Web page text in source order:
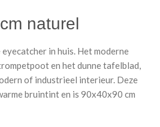
naturel
in huis. Het moderne
en het dunne tafelblad,
of industrieel interieur. Deze
bruintint en is 90x40x90 cm